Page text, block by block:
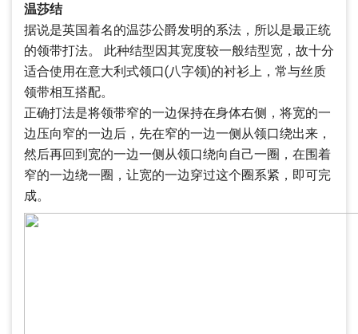
温莎结
据说是英国着名的温莎公爵发明的系法，所以是最正统
的领带打法。 此种结型因其宽度较一般结型宽，故十分
适合使用在意大利式领口(八字领)的衬衫上，常与丝质
领带相互搭配。
正确打法是将领带窄的一边保持在身体右侧，将宽的一
边压向窄的一边后，先在窄的一边一侧从领口绕出来，
然后再回到宽的一边一侧从领口绕向自己一圈，在围着
窄的一边绕一圈，让宽的一边穿过这个圈系紧，即可完
成。